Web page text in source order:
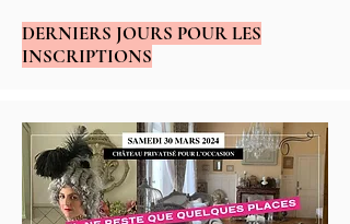
DERNIERS JOURS POUR LES
INSCRIPTIONS